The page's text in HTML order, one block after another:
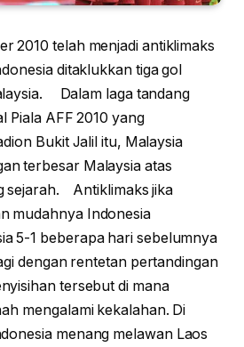
2010 telah menjadi antiklimaks
ditaklukkan tiga gol
Dalam laga tandang
Piala AFF 2010 yang
Bukit Jalil itu, Malaysia
terbesar Malaysia atas
sejarah. Antiklimaks jika
mudahnya Indonesia
5-1 beberapa hari sebelumnya
dengan rentetan pertandingan
tersebut di mana
mengalami kekalahan. Di
menang melawan Laos